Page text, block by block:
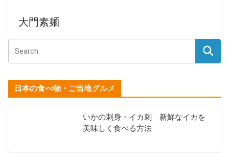
大門素麺
日本の食べ物・ご当地グルメ
いかの刺身・イカ刺 新鮮なイカを
美味しく食べる方法